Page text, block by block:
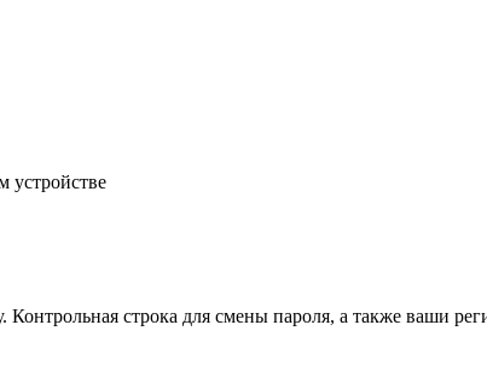
устройстве
Контрольная строка для смены пароля, а также ваши